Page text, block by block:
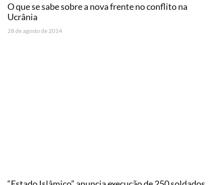
O que se sabe sobre a nova frente no conflito na
Ucrânia
28 de agosto de 2014